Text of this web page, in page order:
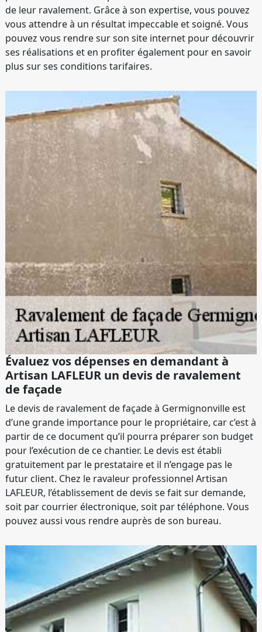
de leur ravalement. Grâce à son expertise, vous pouvez
vous attendre à un résultat impeccable et soigné. Vous
pouvez vous rendre sur son site internet pour découvrir
ses réalisations et en profiter également pour en savoir
plus sur ses conditions tarifaires.
Évaluez vos dépenses en demandant à
Artisan LAFLEUR un devis de ravalement
de façade
Le devis de ravalement de façade à Germignonville est
d’une grande importance pour le propriétaire, car c’est à
partir de ce document qu’il pourra préparer son budget
pour l’exécution de ce chantier. Le devis est établi
gratuitement par le prestataire et il n’engage pas le
futur client. Chez le ravaleur professionnel Artisan
LAFLEUR, l’établissement de devis se fait sur demande,
soit par courrier électronique, soit par téléphone. Vous
pouvez aussi vous rendre auprès de son bureau.